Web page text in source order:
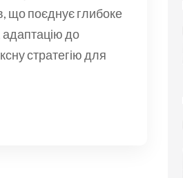
що поєднує глибоке
адаптацію до
стратегію для